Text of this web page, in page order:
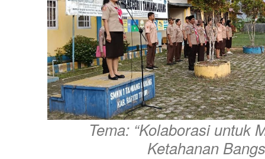
Tema: “Kolaborasi untuk
Ketahanan